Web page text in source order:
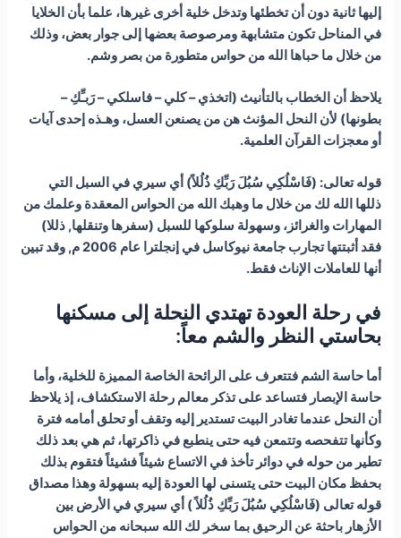
إليها ثانية دون أن تخطئها وتدخل خلية أخرى غيرها، علما بأن الخلايا
في المناحل تكون متشابهة ومرصوصة بعضها إلى جوار بعض، وذلك
من خلال ما حباها الله من حواس متطورة من بصر وشم.
يلاحظ أن الخطاب بالتأنيث (اتخذي – كلي – فاسلكي – رَبـِّكِ –
بطونها) لأن النحل المؤنث هن من يصنعن العسل، وهـذه إحدى آيات
أو معجزات القرآن العلمية.
قوله تعالى: (فَاسْلُكِي سُبُلَ رَبِّكِ ذُلُلاً) أي سيري في السبل التي
ذللها الله لك من خلال ما وهبك الله من الحواس المعقدة وعلمك من
المهارات والغرائز، وسهولة سلوكها للسبل (سفرها وتنقلها, ذللا)
فقد أثبتتها تجارب جامعة نيوكاسل في إنجلترا عام 2006 م, وقد تبين
أنها للعاملات الإناث فقط.
في رحلة العودة تهتدي النحلة إلى مسكنها
بحاستي النظر والشم معاً:
أما حاسة الشم فتتعرف على الرائحة الخاصة المميزة للخلية، وأما
حاسة الإبصار فتساعد على تذكر معالم رحلة الاستكشاف، إذ يلاحظ
أن النحل عندما تغادر البيت تستدير إليه وتقف أو تحلق أمامه فترة
وكأنها تتفحصه وتتمعن فيه حتى ينطبع في ذاكرتها، ثم هي بعد ذلك
تطير من حوله في دوائر تأخذ في الاتساع شيئاً فشيئاً فتقوم بذلك
بحفظ مكان البيت حتى يتسنى لها العودة إليه بسهولة وهذا مصداق
قوله تعالى (فَاسْلُكِي سُبُلَ رَبِّكِ ذُلُلاً ) أي سيري في الأرض بين
الأزهار باحثة عن الرحيق بما سخر لك الله سبحانه من الحواس